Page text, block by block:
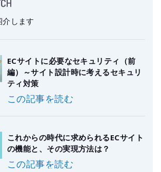
します
ECサイトに必要なセキュリティ（前
編）～サイト設計時に考えるセキュリ
ティ対策
この記事を読む
これからの時代に求められるECサイト
の機能と、その実現方法は？
この記事を読む